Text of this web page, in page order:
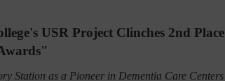
USR Project Clinches 2nd
Station as a Pioneer in Dementia Care Centers